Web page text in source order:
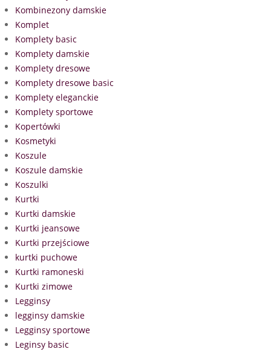
Kombinezony damskie
Komplet
Komplety basic
Komplety damskie
Komplety dresowe
Komplety dresowe basic
Komplety eleganckie
Komplety sportowe
Kopertówki
Kosmetyki
Koszule
Koszule damskie
Koszulki
Kurtki
Kurtki damskie
Kurtki jeansowe
Kurtki przejściowe
kurtki puchowe
Kurtki ramoneski
Kurtki zimowe
Legginsy
legginsy damskie
Legginsy sportowe
Leginsy basic